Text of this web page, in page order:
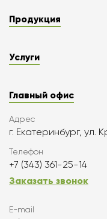
Продукция
Услуги
Главный офис
Адрес
г. Екатеринбург, ул.
Телефон
+7 (343) 361-25-14
Заказать звонок
E-mail